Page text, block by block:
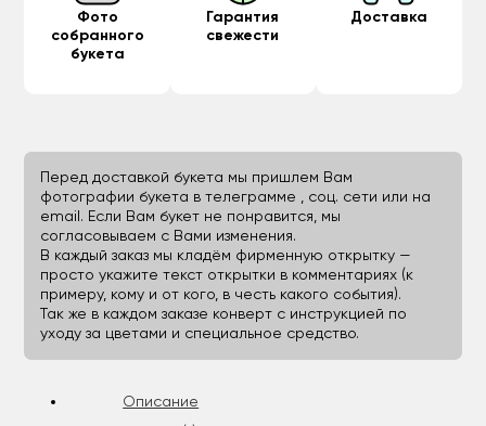
Фото
собранного
букета
Гарантия
свежести
Доставка
Перед доставкой букета мы пришлем Вам
фотографии букета в телеграмме , соц. сети или на
email. Если Вам букет не понравится, мы
согласовываем с Вами изменения.
В каждый заказ мы кладём фирменную открытку —
просто укажите текст открытки в комментариях (к
примеру, кому и от кого, в честь какого события).
Так же в каждом заказе конверт с инструкцией по
уходу за цветами и специальное средство.
Описание